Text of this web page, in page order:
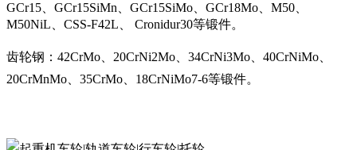
GCr15、GCr15SiMn、GCr15SiMo、GCr18Mo、M50、
M50NiL、CSS-F42L、 Cronidur30等锻件。
齿轮钢：42CrMo、20CrNi2Mo、34CrNi3Mo、40CrNiMo、
20CrMnMo、35CrMo、18CrNiMo7-6等锻件。